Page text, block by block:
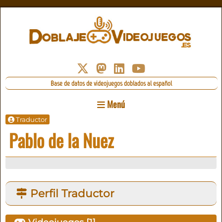
Base de datos de videojuegos doblados al español
Menú
Traductor
Pablo de la Nuez
Perfil Traductor